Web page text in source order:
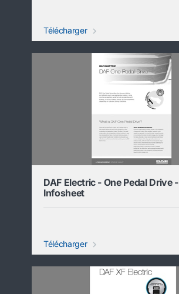
Télécharger
DAF Electric - One Pedal Drive -
Infosheet
Télécharger